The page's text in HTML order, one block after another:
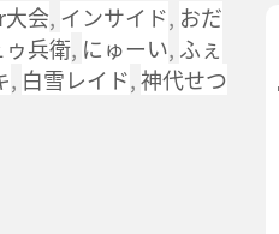
会, インサイド, おだ
ゥ兵衛, にゅーい, ふぇ
, 白雪レイド,神代せつ